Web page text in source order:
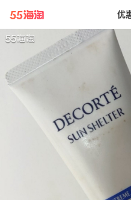
带你去官网买正品
优